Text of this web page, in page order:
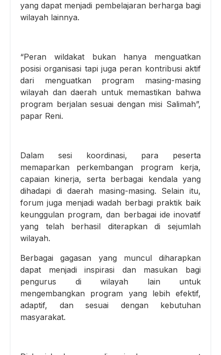
yang dapat menjadi pembelajaran berharga bagi
wilayah lainnya.
“Peran wildakat bukan hanya menguatkan
posisi organisasi tapi juga peran kontribusi aktif
dari menguatkan program masing-masing
wilayah dan daerah untuk memastikan bahwa
program berjalan sesuai dengan misi Salimah”,
papar Reni.
Dalam sesi koordinasi, para peserta
memaparkan perkembangan program kerja,
capaian kinerja, serta berbagai kendala yang
dihadapi di daerah masing-masing. Selain itu,
forum juga menjadi wadah berbagi praktik baik
keunggulan program, dan berbagai ide inovatif
yang telah berhasil diterapkan di sejumlah
wilayah.
Berbagai gagasan yang muncul diharapkan
dapat menjadi inspirasi dan masukan bagi
pengurus di wilayah lain untuk
mengembangkan program yang lebih efektif,
adaptif, dan sesuai dengan kebutuhan
masyarakat.